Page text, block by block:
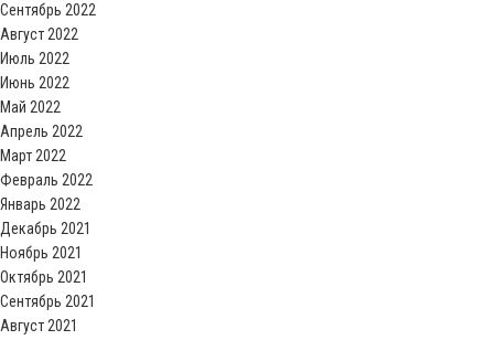
Сентябрь 2022
Август 2022
Июль 2022
Июнь 2022
Май 2022
Апрель 2022
Март 2022
Февраль 2022
Январь 2022
Декабрь 2021
Ноябрь 2021
Октябрь 2021
Сентябрь 2021
Август 2021